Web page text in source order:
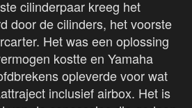
cilinderpaar kreeg het
door de cilinders, het voorste
Het was een oplossing
kostte en Yamaha
opleverde voor wat
inclusief airbox. Het is